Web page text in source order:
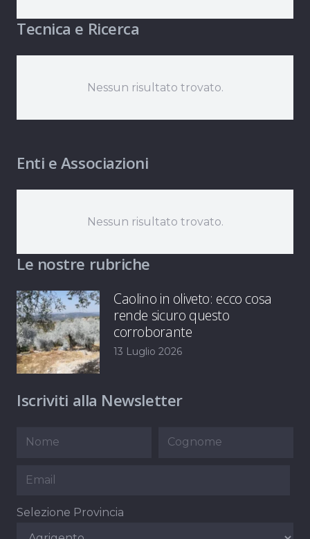
Tecnica e Ricerca
Nessun risultato trovato.
Enti e Associazioni
Nessun risultato trovato.
Le nostre rubriche
Caolino in oliveto: ecco cosa
rende sicuro questo
corroborante
13 Luglio 2026
Iscriviti alla Newsletter
Selezione Provincia